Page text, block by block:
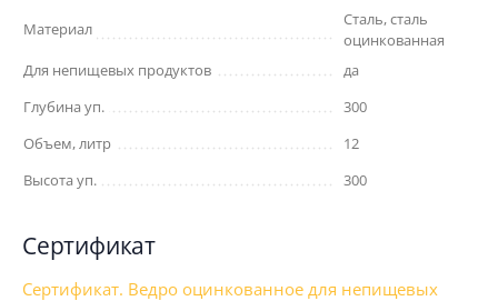
Материал
Сталь, сталь
оцинкованная
Для непищевых продуктов
да
Глубина уп.
300
Объем, литр
12
Высота уп.
300
Сертификат
Сертификат. Ведро оцинкованное для непищевых